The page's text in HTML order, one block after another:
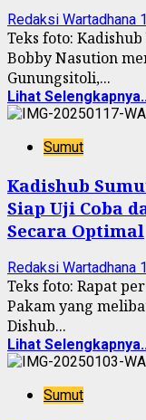
Redaksi Wartadhana
Teks foto:
Bobby Nasution
Gunungsitoli,...
Lihat
Sumut
Kadishub
Siap Uji Coba
Secara Optimal
Redaksi Wartadhana
Teks foto: Rapat
Pakam yang
Dishub...
Lihat Selengkapnya..
Sumut